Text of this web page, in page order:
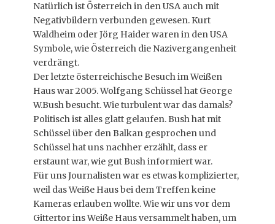
Natürlich ist Österreich in den USA auch mit
Negativbildern verbunden gewesen. Kurt
Waldheim oder Jörg Haider waren in den USA
Symbole, wie Österreich die Nazivergangenheit
verdrängt.
Der letzte österreichische Besuch im Weißen
Haus war 2005. Wolfgang Schüssel hat George
W.Bush besucht. Wie turbulent war das damals?
Politisch ist alles glatt gelaufen. Bush hat mit
Schüssel über den Balkan gesprochen und
Schüssel hat uns nachher erzählt, dass er
erstaunt war, wie gut Bush informiert war.
Für uns Journalisten war es etwas komplizierter,
weil das Weiße Haus bei dem Treffen keine
Kameras erlauben wollte. Wie wir uns vor dem
Gittertor ins Weiße Haus versammelt haben, um